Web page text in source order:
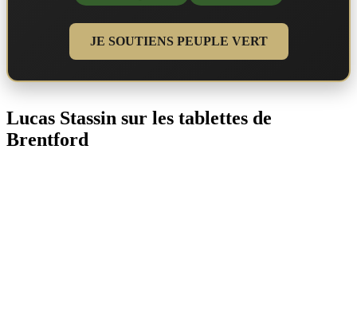
JE SOUTIENS PEUPLE VERT
Lucas Stassin sur les tablettes de
Brentford